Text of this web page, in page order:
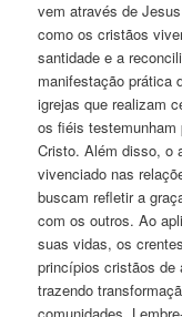
vem através de
como os cristãos
santidade e a
manifestação prática
igrejas que realizam
os fiéis testemunham
Cristo. Além disso, o
vivenciado nas
buscam refletir a
com os outros. Ao
suas vidas, os
princípios cristãos de
trazendo